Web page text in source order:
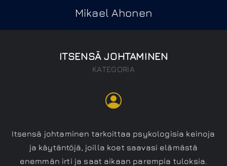
Mikael Ahonen
ITSENSÄ JOHTAMINEN
KATEGORIA
Itsensä johtaminen tarkoittaa psykologisia keinoja
ja käytäntöjä, joilla koet saavasi elämästä
enemmän irti ja saat aikaan parempia tuloksia.